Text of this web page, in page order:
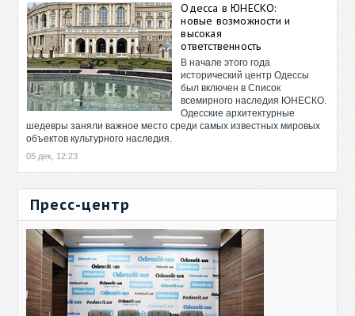
Одесса в ЮНЕСКО:
новые возможности и
высокая
ответственность
В начале этого года
исторический центр Одессы
был включен в Список
всемирного наследия ЮНЕСКО.
Одесские архитектурные
шедевры заняли важное место среди самых известных мировых
объектов культурного наследия.
05 дек, 12:23
Пресс-центр